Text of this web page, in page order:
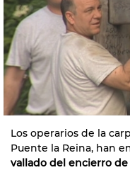
Los operarios de la
Puente la Reina, han
vallado del encierro de